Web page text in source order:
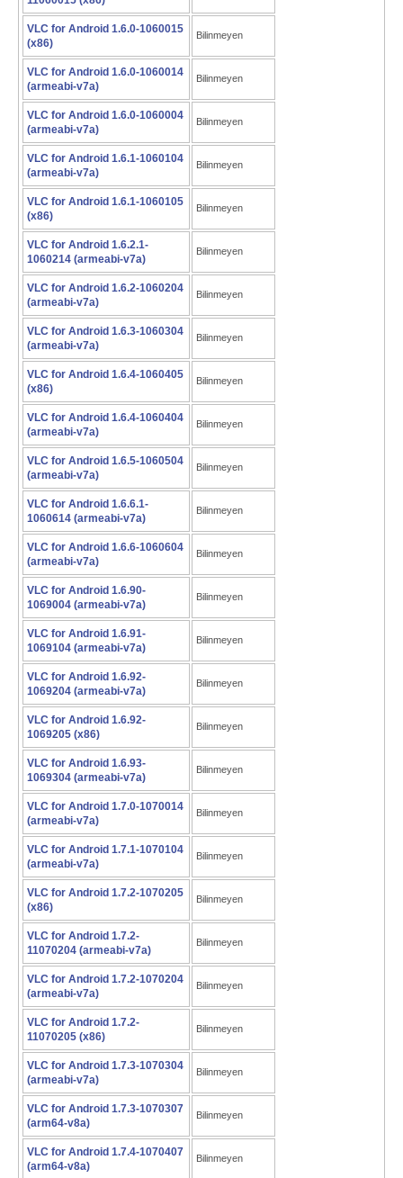
VLC for Android 1.6.0-1060015
(x86)
Bilinmeyen
VLC for Android 1.6.0-1060014
(armeabi-v7a)
Bilinmeyen
VLC for Android 1.6.0-1060004
(armeabi-v7a)
Bilinmeyen
VLC for Android 1.6.1-1060104
(armeabi-v7a)
Bilinmeyen
VLC for Android 1.6.1-1060105
(x86)
Bilinmeyen
VLC for Android 1.6.2.1-
1060214 (armeabi-v7a)
Bilinmeyen
VLC for Android 1.6.2-1060204
(armeabi-v7a)
Bilinmeyen
VLC for Android 1.6.3-1060304
(armeabi-v7a)
Bilinmeyen
VLC for Android 1.6.4-1060405
(x86)
Bilinmeyen
VLC for Android 1.6.4-1060404
(armeabi-v7a)
Bilinmeyen
VLC for Android 1.6.5-1060504
(armeabi-v7a)
Bilinmeyen
VLC for Android 1.6.6.1-
1060614 (armeabi-v7a)
Bilinmeyen
VLC for Android 1.6.6-1060604
(armeabi-v7a)
Bilinmeyen
VLC for Android 1.6.90-
1069004 (armeabi-v7a)
Bilinmeyen
VLC for Android 1.6.91-
1069104 (armeabi-v7a)
Bilinmeyen
VLC for Android 1.6.92-
1069204 (armeabi-v7a)
Bilinmeyen
VLC for Android 1.6.92-
1069205 (x86)
Bilinmeyen
VLC for Android 1.6.93-
1069304 (armeabi-v7a)
Bilinmeyen
VLC for Android 1.7.0-1070014
(armeabi-v7a)
Bilinmeyen
VLC for Android 1.7.1-1070104
(armeabi-v7a)
Bilinmeyen
VLC for Android 1.7.2-1070205
(x86)
Bilinmeyen
VLC for Android 1.7.2-
11070204 (armeabi-v7a)
Bilinmeyen
VLC for Android 1.7.2-1070204
(armeabi-v7a)
Bilinmeyen
VLC for Android 1.7.2-
11070205 (x86)
Bilinmeyen
VLC for Android 1.7.3-1070304
(armeabi-v7a)
Bilinmeyen
VLC for Android 1.7.3-1070307
(arm64-v8a)
Bilinmeyen
VLC for Android 1.7.4-1070407
(arm64-v8a)
Bilinmeyen